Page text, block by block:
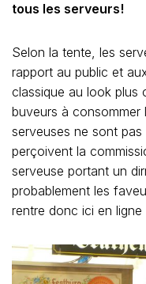
tous les serveurs!
Selon la tente, les
rapport au public et
classique au look plus
buveurs à consommer
serveuses ne sont
perçoivent la
serveuse portant un
probablement les
rentre donc ici en